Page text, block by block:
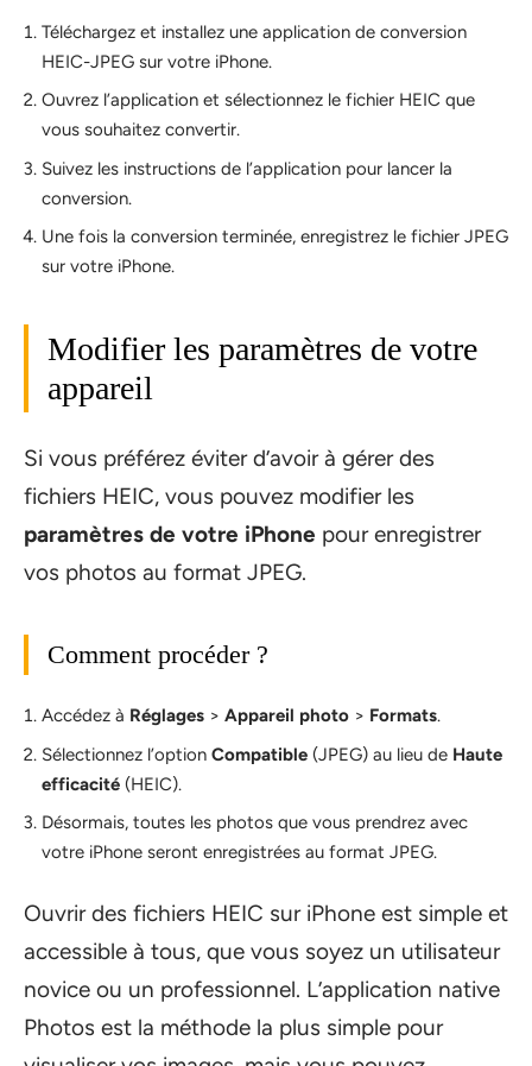
Téléchargez et installez une application de conversion
HEIC-JPEG sur votre iPhone.
Ouvrez l’application et sélectionnez le fichier HEIC que
vous souhaitez convertir.
Suivez les instructions de l’application pour lancer la
conversion.
Une fois la conversion terminée, enregistrez le fichier JPEG
sur votre iPhone.
Modifier les paramètres de votre
appareil
Si vous préférez éviter d’avoir à gérer des
fichiers HEIC, vous pouvez modifier les
paramètres de votre iPhone pour enregistrer
vos photos au format JPEG.
Comment procéder ?
Accédez à Réglages > Appareil photo > Formats.
Sélectionnez l’option Compatible (JPEG) au lieu de Haute
efficacité (HEIC).
Désormais, toutes les photos que vous prendrez avec
votre iPhone seront enregistrées au format JPEG.
Ouvrir des fichiers HEIC sur iPhone est simple et
accessible à tous, que vous soyez un utilisateur
novice ou un professionnel. L’application native
Photos est la méthode la plus simple pour